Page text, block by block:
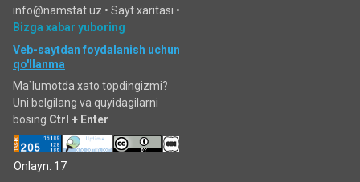
info@namstat.uz • Sayt xaritasi •
Bizga xabar yuboring
Veb-saytdan foydalanish uchun
qo'llanma
Ma`lumotda xato topdingizmi?
Uni belgilang va quyidagilarni
bosing Ctrl + Enter
Onlayn: 17